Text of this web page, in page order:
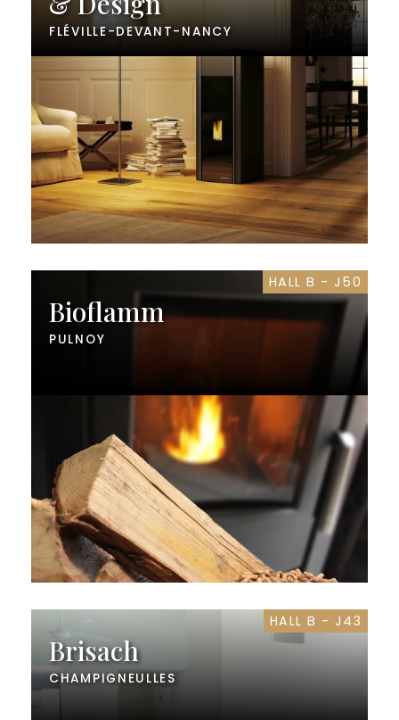
FLÉVILLE-DEVANT-NANCY
HALL B - J50
Bioflamm
PULNOY
HALL B - J43
Brisach
CHAMPIGNEULLES